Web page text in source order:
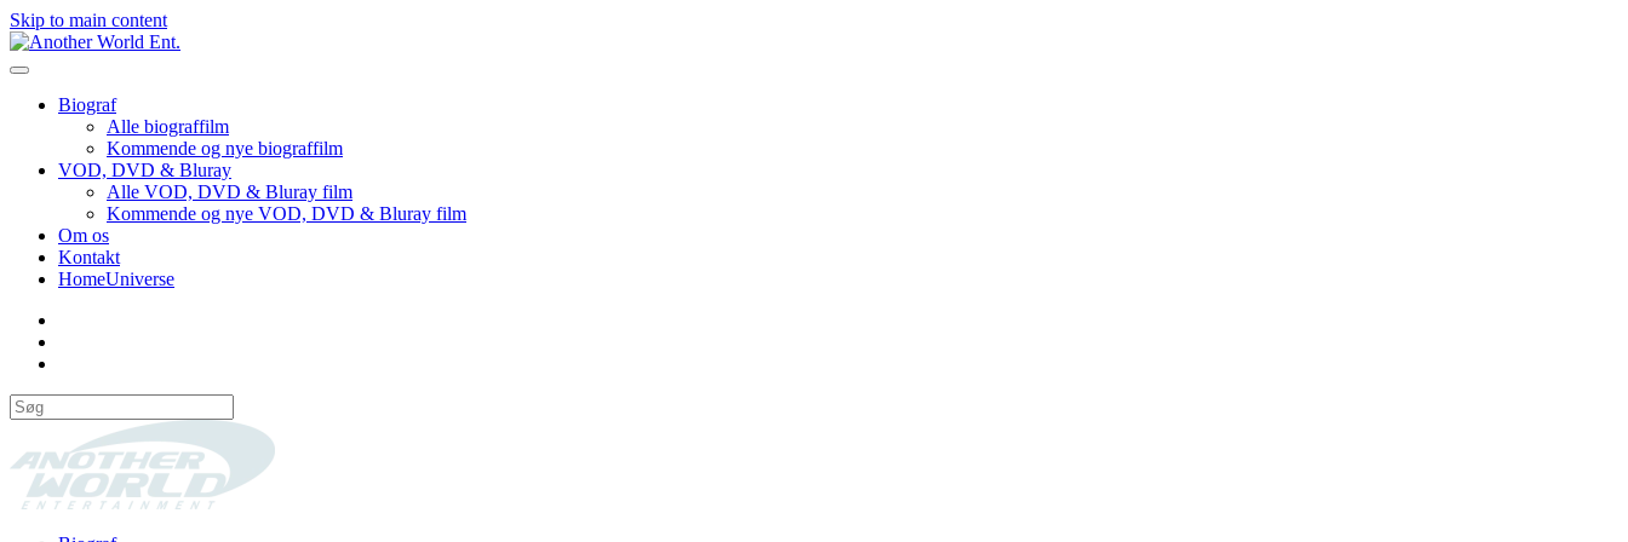
Skip to main content
Biograf
Alle biograffilm
Kommende og nye biograffilm
VOD, DVD & Bluray
Alle VOD, DVD & Bluray film
Kommende og nye VOD, DVD & Bluray film
Om os
Kontakt
HomeUniverse